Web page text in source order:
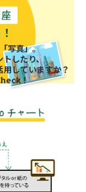
写真」。
トしたり、
していますか？
！